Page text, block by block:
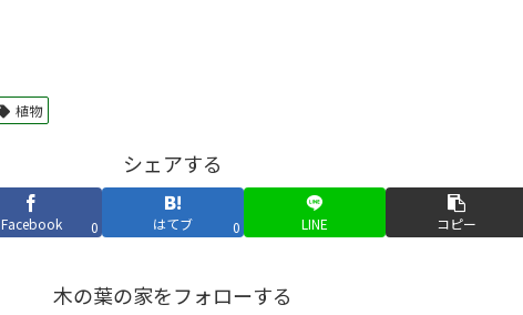
植物
シェアする
Facebook 0 はてブ 0 LINE コピー
木の葉の家をフォローする